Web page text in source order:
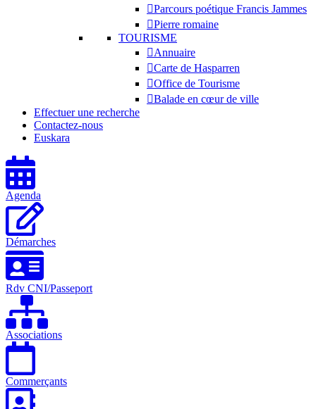
Parcours poétique Francis Jammes
Pierre romaine
TOURISME
Annuaire
Carte de Hasparren
Office de Tourisme
Balade en cœur de ville
Effectuer une recherche
Contactez-nous
Euskara
Agenda
Démarches
Rdv CNI/Passeport
Associations
Commerçants